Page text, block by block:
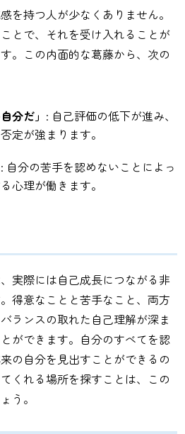
を持つ人が少なくありません。
とで、それを受け入れることが
。この内面的な葛藤から、次の
分だ」 : 自己評価の低下が進み、
定が強まります。
: 自分の苦手を認めないことによっ
心理が働きます。
実際には自己成長につながる非
得意なことと苦手なこと、両方
ランスの取れた自己理解が深ま
ができます。自分のすべてを認
の自分を見出すことができるの
くれる場所を探すことは、この
う。